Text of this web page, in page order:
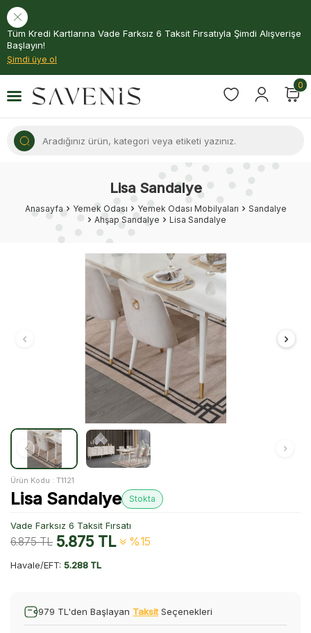
Tüm Kredi Kartlarına Vade Farksız 6 Taksit Fırsatıyla Şimdi Alışverişe
Başlayın!
Şimdi üye ol
0
Lisa Sandalye
Anasayfa Yemek Odası Yemek Odası Mobilyaları
Sandalye
Ahşap Sandalye
Lisa Sandalye
Ürün Kodu : T1121
Lisa Sandalye Stokta
Vade Farksız 6 Taksit Fırsatı
6.875TL 5.875TL %15
Havale/EFT: 5.288 TL
979 TL'den Başlayan Taksit Seçenekleri